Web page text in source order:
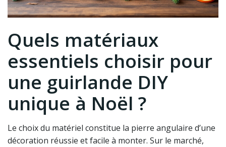
Quels matériaux
essentiels choisir pour
une guirlande DIY
unique à Noël ?
Le choix du matériel constitue la pierre angulaire d’une
décoration réussie et facile à monter. Sur le marché,